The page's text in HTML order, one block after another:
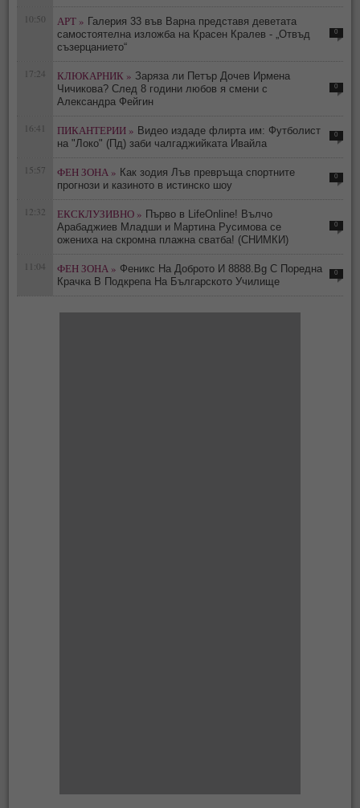
10:50 АРТ » Галерия 33 във Варна представя деветата
самостоятелна изложба на Красен Кралев - „Отвъд
съзерцанието“
0
17:24 КЛЮКАРНИК » Заряза ли Петър Дочев Ирмена
Чичикова? След 8 години любов я смени с
Александра Фейгин
0
16:41 ПИКАНТЕРИИ » Видео издаде флирта им: Футболист
на "Локо" (Пд) заби чалгаджийката Ивайла
0
15:57 ФЕН ЗОНА » Как зодия Лъв превръща спортните
прогнози и казиното в истинско шоу
0
12:32 ЕКСКЛУЗИВНО » Първо в LifeOnline! Вълчо
Арабаджиев Младши и Мартина Русимова сe
oжениха на скромна плажна сватба! (СНИМКИ)
0
11:04 ФЕН ЗОНА » Феникс На Доброто И 8888.Bg С Поредна
Крачка В Подкрепа На Българското Училище
0